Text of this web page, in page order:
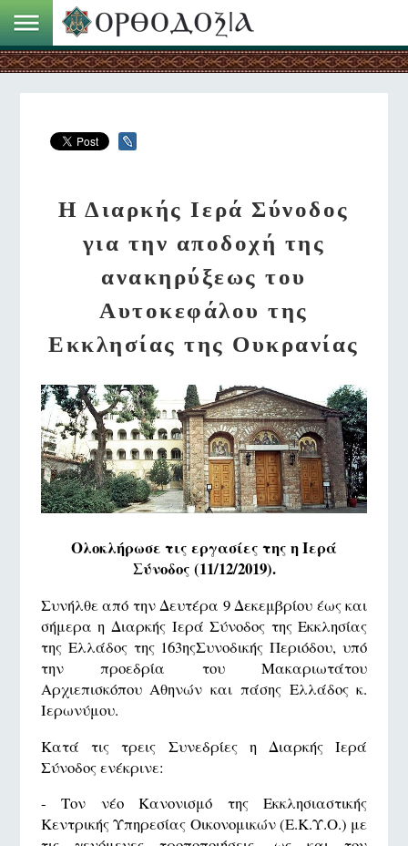
Η Διαρκής Ιερά Σύνοδος
για την αποδοχή της
ανακηρύξεως του
Αυτοκεφάλου της
Εκκλησίας της Ουκρανίας
Ολοκλήρωσε τις εργασίες της η Ιερά
Σύνοδος (11/12/2019).
Συνήλθε από την Δευτέρα 9 Δεκεμβρίου έως και
σήμερα η Διαρκής Ιερά Σύνοδος της Εκκλησίας
της Ελλάδος της 163ηςΣυνοδικής Περιόδου, υπό
την προεδρία του Μακαριωτάτου
Αρχιεπισκόπου Αθηνών και πάσης Ελλάδος κ.
Ιερωνύμου.
Κατά τις τρεις Συνεδρίες η Διαρκής Ιερά
Σύνοδος ενέκρινε:
- Τον νέο Κανονισμό της Εκκλησιαστικής
Κεντρικής Υπηρεσίας Οικονομικών (Ε.Κ.Υ.Ο.) με